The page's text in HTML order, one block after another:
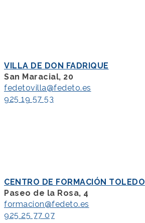
VILLA DE DON FADRIQUE
San Maracial, 20
fedetovilla@fedeto.es
925 19 57 53
CENTRO DE FORMACIÓN TOLEDO
Paseo de la Rosa, 4
formacion@fedeto.es
925 25 77 07